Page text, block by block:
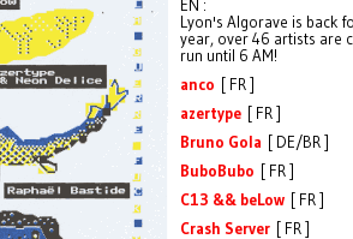
EN :
Lyon's Algorave is back
year, over 46 artists are
run until 6 AM!
anco [ FR ]
azertype [ FR ]
Bruno Gola [ DE/BR ]
BuboBubo [ FR ]
C13 && beLow [ FR ]
Crash Server [ FR ]